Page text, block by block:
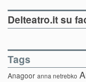
Delteatro.it su
Tags
Anagoor anna netrebko